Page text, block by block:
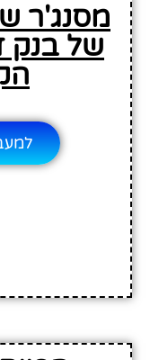
מסנג'ר
של בנק